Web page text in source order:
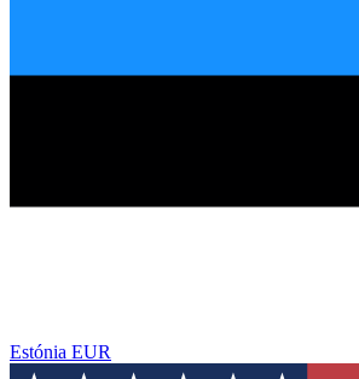
Estónia EUR